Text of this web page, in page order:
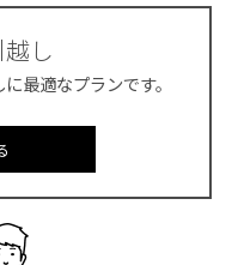
し
最適なプランです。